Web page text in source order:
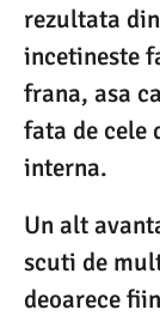
rezultata
incetineste
frana, asa
fata de cele
interna.
Un alt
scuti de
deoarece